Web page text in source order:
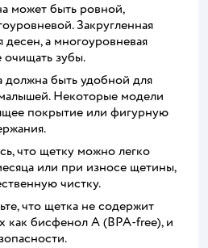
может быть ровной,
Закругленная
а многоуровневая
очищать зубы.
должна быть удобной для
Некоторые модели
покрытие или фигурную
что щетку можно легко
или при износе щетины,
чистку.
что щетка не содержит
как бисфенол А (BPA-free), и